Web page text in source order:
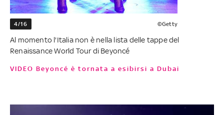
4/16 ©Getty
Al momento l'Italia non è nella lista delle tappe del
Renaissance World Tour di Beyoncé
VIDEO Beyoncé è tornata a esibirsi a Dubai